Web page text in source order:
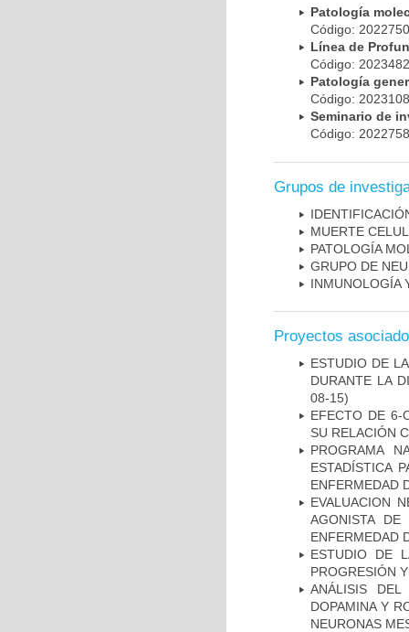
Patología
Código:
Línea de
Código:
Patología
Código:
Seminario de
Código:
Grupos de
MUERTE
PATOLOGÍA
GRUPO DE
INMUNOLOGÍA
Proyectos
ESTUDIO DE
DURANTE LA
08-15)
EFECTO DE 6-
SU RELACIÓN
PROGRAMA
ESTADÍSTICA
ENFERMEDAD
EVALUACION
AGONISTA
ENFERMEDAD
ESTUDIO DE
PROGRESIÓN
ANÁLISIS
DOPAMINA Y
NEURONAS